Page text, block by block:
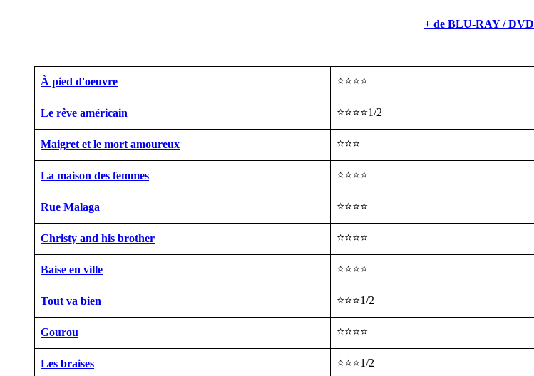
+ de BLU-RAY / DVD
À pied d'oeuvre ⭐⭐⭐⭐
Le rêve américain ⭐⭐⭐⭐1/2
Maigret et le mort amoureux ⭐⭐⭐
La maison des femmes ⭐⭐⭐⭐
Rue Malaga ⭐⭐⭐⭐
Christy and his brother ⭐⭐⭐⭐
Baise en ville ⭐⭐⭐⭐
Tout va bien ⭐⭐⭐1/2
Gourou ⭐⭐⭐⭐
Les braises ⭐⭐⭐1/2